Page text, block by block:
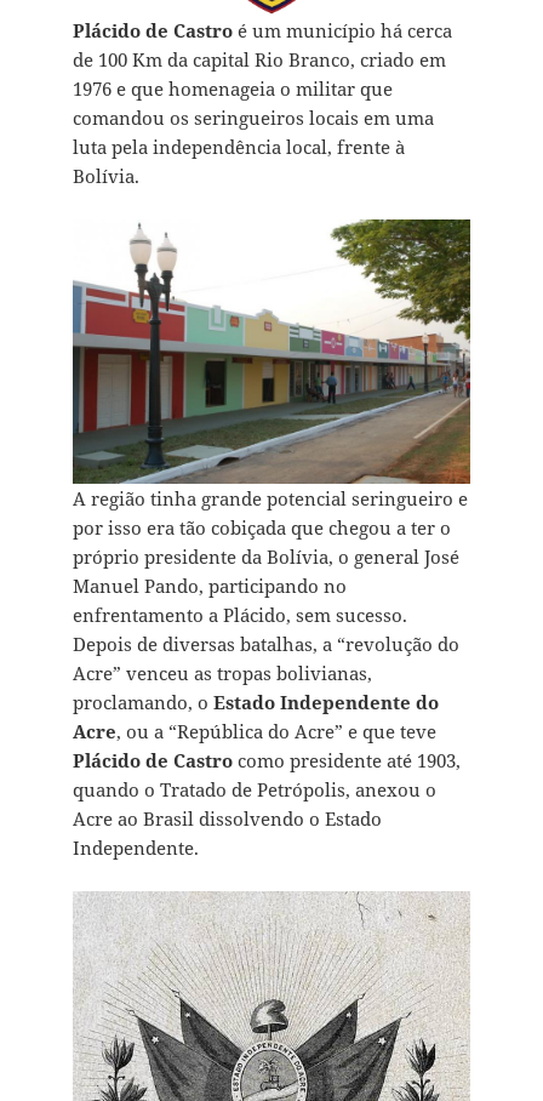
Plácido de Castroé um município há cerca
de 100 Km da capital Rio Branco, criado em
1976 e que homenageia o militar que
comandou os seringueiros locais em uma
luta pela independência local, frente à
Bolívia.
A região tinha grande potencial seringueiro e
por isso era tão cobiçada que chegou a ter o
próprio presidente da Bolívia, o general José
Manuel Pando, participando no
enfrentamento a Plácido, sem sucesso.
Depois de diversas batalhas, a “revolução do
Acre” venceu as tropas bolivianas,
proclamando, o Estado Independente do
Acre, ou a “República do Acre” e que teve
Plácido de Castrocomo presidente até 1903,
quando o Tratado de Petrópolis, anexou o
Acre ao Brasil dissolvendo o Estado
Independente.